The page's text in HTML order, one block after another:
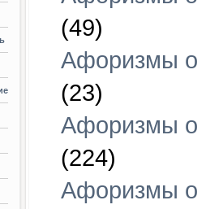
(49)
Афоризмы о
(23)
Афоризмы о
(224)
Афоризмы о